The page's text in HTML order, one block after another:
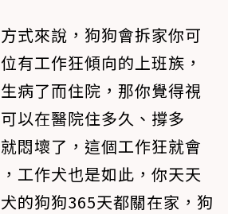
式來說，狗狗會拆家你可
有工作狂傾向的上班族，
病了而住院，那你覺得視
以在醫院住多久、撐多
悶壞了，這個工作狂就會
工作犬也是如此，你天天
的狗狗365天都關在家，狗